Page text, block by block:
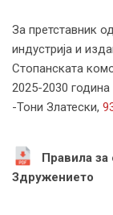
За претставник
индустрија и
Стопанската
2025-2030
-Тони Златески,
Правила за
Здружението